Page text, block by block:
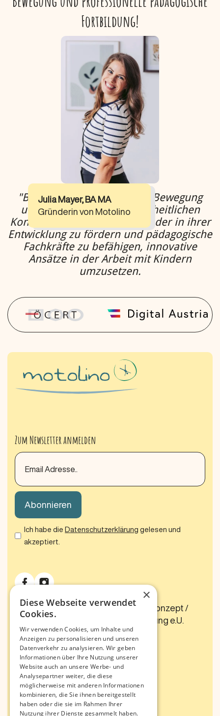
Fortbildung!
Julia Mayer, BA MA
Gründerin von Motolino
"Bei Motolino vereinen wir Bewegung
und Bildung in einem ganzheitlichen
Konzept. Unser Ziel ist es, Kinder in ihrer
Entwicklung zu fördern und pädagogische
Fachkräfte zu befähigen, innovative
Ansätze in der Arbeit mit Kindern
umzusetzen.
Zum Newsletter anmelden
Ich habe die Datenschutzerklärung gelesen und
akzeptiert.
© 2024 Motolino - Das Bewegungskonzept /
Pädagogische Aus- und Weiterbildung e.U.
AGBDatenschutzImpressum
Seiten
Start
Team
×
Diese Webseite verwendet
Cookies.
Wir verwenden Cookies, um Inhalte und
Anzeigen zu personalisieren und unseren
Datenverkehr zu analysieren. Wir geben
Informationen über Ihre Nutzung unserer
Website auch an unsere Werbe- und
Analysepartner weiter, die diese
möglicherweise mit anderen Informationen
kombinieren, die Sie ihnen bereitgestellt
haben oder die sie im Rahmen Ihrer
Nutzung ihrer Dienste gesammelt haben.